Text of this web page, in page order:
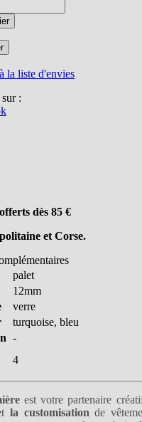
la liste d'envies
:
dès 85 €
et Corse.
palet
12mm
verre
turquoise, bleu
-
4
est votre partenaire
la customisation de